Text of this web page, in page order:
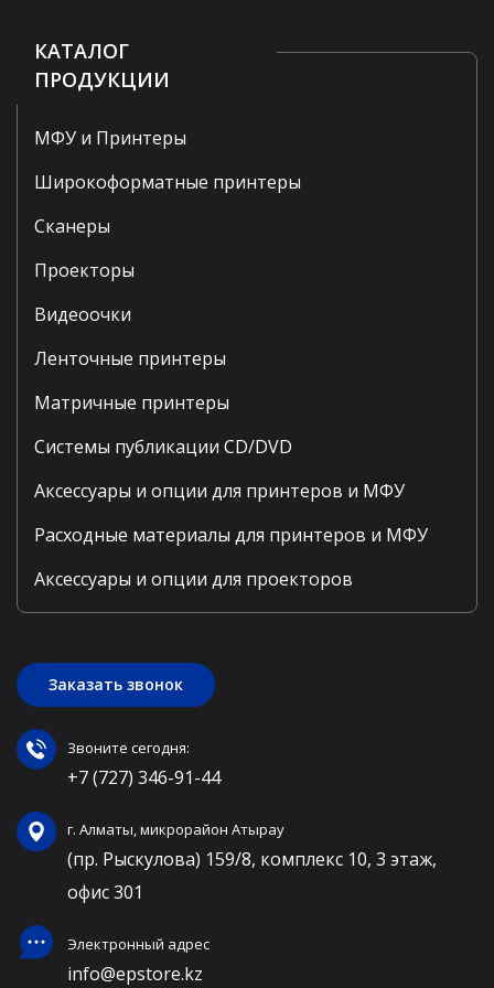
КАТАЛОГ
ПРОДУКЦИИ
МФУ и Принтеры
Широкоформатные принтеры
Сканеры
Проекторы
Видеоочки
Ленточные принтеры
Матричные принтеры
Системы публикации CD/DVD
Аксессуары и опции для принтеров и МФУ
Расходные материалы для принтеров и МФУ
Аксессуары и опции для проекторов
Заказать звонок
Звоните сегодня:
+7 (727) 346-91-44
г. Алматы, микрорайон Атырау
(пр. Рыскулова) 159/8, комплекс 10, 3 этаж,
офис 301
Электронный адрес
info@epstore.kz